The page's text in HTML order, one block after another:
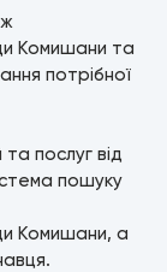
Комишани та
потрібної
послуг від
пошуку
Комишани, а